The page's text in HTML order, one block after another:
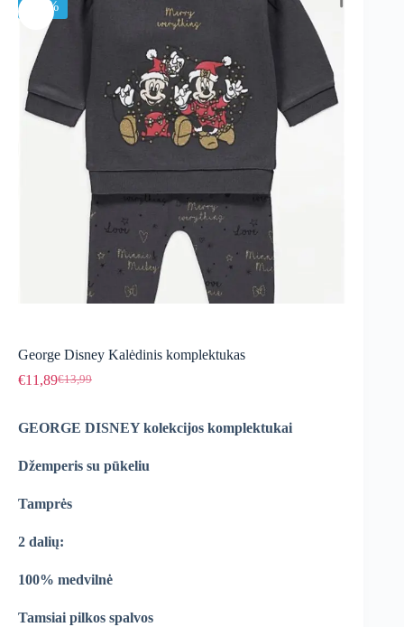
-15%
George Disney Kalėdinis komplektukas
€13,99
Original
€13,99.
€11,89Current
€11,89.
GEORGE DISNEY kolekcijos komplektukai
Džemperis su pūkeliu
Tamprės
2 dalių:
100% medvilnė
Tamsiai pilkos spalvos